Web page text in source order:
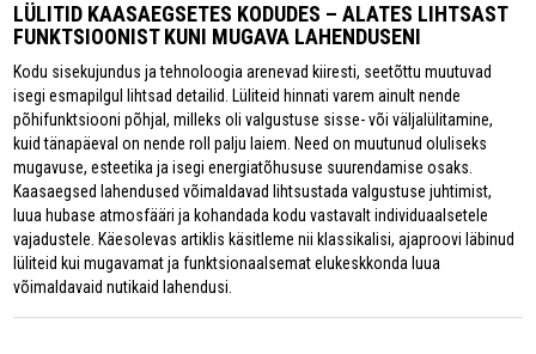
LÜLITID KAASAEGSETES KODUDES – ALATES LIHTSAST
FUNKTSIOONIST KUNI MUGAVA LAHENDUSENI
Kodu sisekujundus ja tehnoloogia arenevad kiiresti, seetõttu muutuvad
isegi esmapilgul lihtsad detailid. Lüliteid hinnati varem ainult nende
põhifunktsiooni põhjal, milleks oli valgustuse sisse- või väljalülitamine,
kuid tänapäeval on nende roll palju laiem. Need on muutunud oluliseks
mugavuse, esteetika ja isegi energiatõhususe suurendamise osaks.
Kaasaegsed lahendused võimaldavad lihtsustada valgustuse juhtimist,
luua hubase atmosfääri ja kohandada kodu vastavalt individuaalsetele
vajadustele. Käesolevas artiklis käsitleme nii klassikalisi, ajaproovi läbinud
lüliteid kui mugavamat ja funktsionaalsemat elukeskkonda luua
võimaldavaid nutikaid lahendusi.